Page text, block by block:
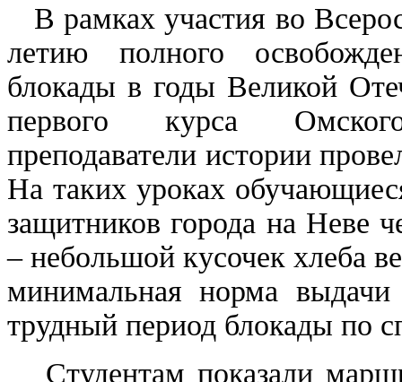
В рамках участия во
летию полного
блокады в годы Великой
первого курса
преподаватели истории
На таких уроках
защитников города на Неве
– небольшой кусочек хлеба
минимальная норма
трудный период блокады по
Студентам показали